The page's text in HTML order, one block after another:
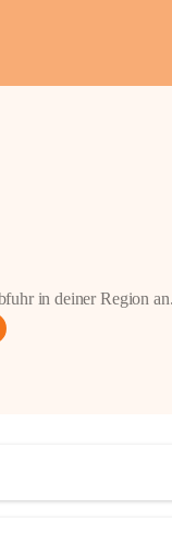
in deiner Region an.